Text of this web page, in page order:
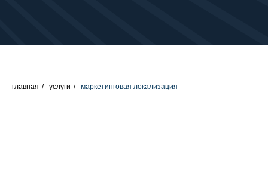
главная / услуги / маркетинговая локализация